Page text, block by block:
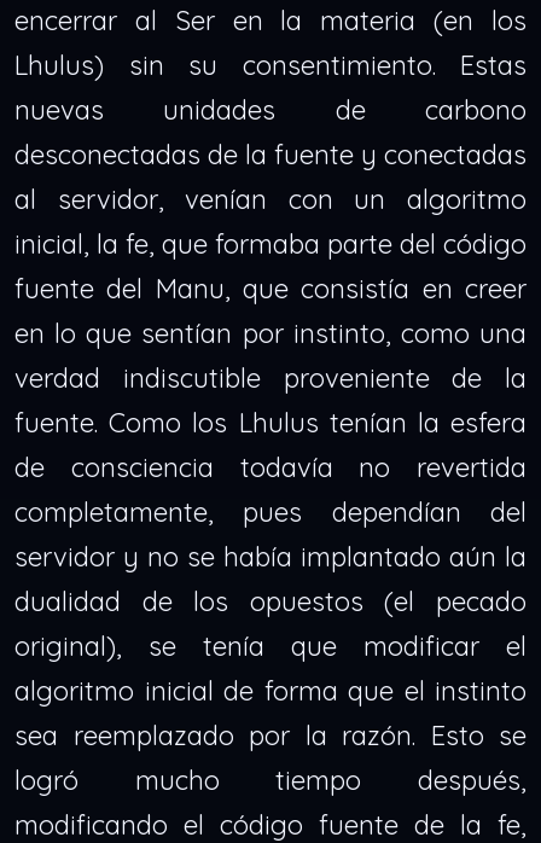
encerrar al Ser en la materia (en los
Lhulus) sin su consentimiento. Estas
nuevas unidades de carbono
desconectadas de la fuente y conectadas
al servidor, venían con un algoritmo
inicial, la fe, que formaba parte del código
fuente del Manu, que consistía en creer
en lo que sentían por instinto, como una
verdad indiscutible proveniente de la
fuente. Como los Lhulus tenían la esfera
de consciencia todavía no revertida
completamente, pues dependían del
servidor y no se había implantado aún la
dualidad de los opuestos (el pecado
original), se tenía que modificar el
algoritmo inicial de forma que el instinto
sea reemplazado por la razón. Esto se
logró mucho tiempo después,
modificando el código fuente de la fe,